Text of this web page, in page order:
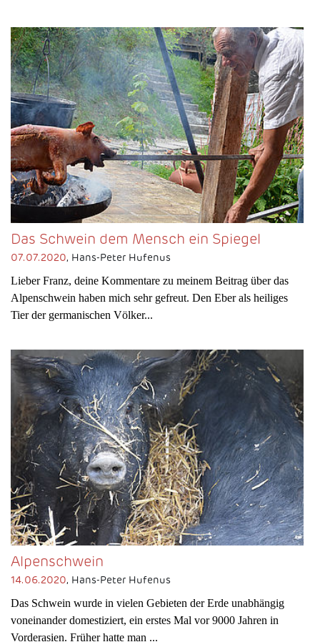
Das Schwein dem Mensch ein Spiegel
07.07.2020, Hans-Peter Hufenus
Lieber Franz, deine Kommentare zu meinem Beitrag über das
Alpenschwein haben mich sehr gefreut. Den Eber als heiliges
Tier der germanischen Völker...
Alpenschwein
14.06.2020, Hans-Peter Hufenus
Das Schwein wurde in vielen Gebieten der Erde unabhängig
voneinander domestiziert, ein erstes Mal vor 9000 Jahren in
Vorderasien. Früher hatte man ...